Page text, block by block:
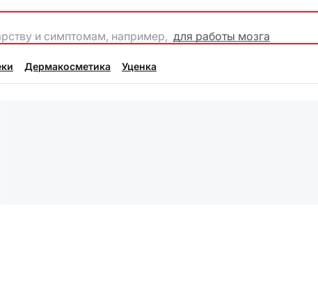
и симптомам, например, для работы мозга
Дермакосметика Уценка